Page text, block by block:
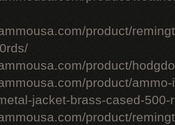
product/
product/
product/
jacket-brass-cased-500-
product/